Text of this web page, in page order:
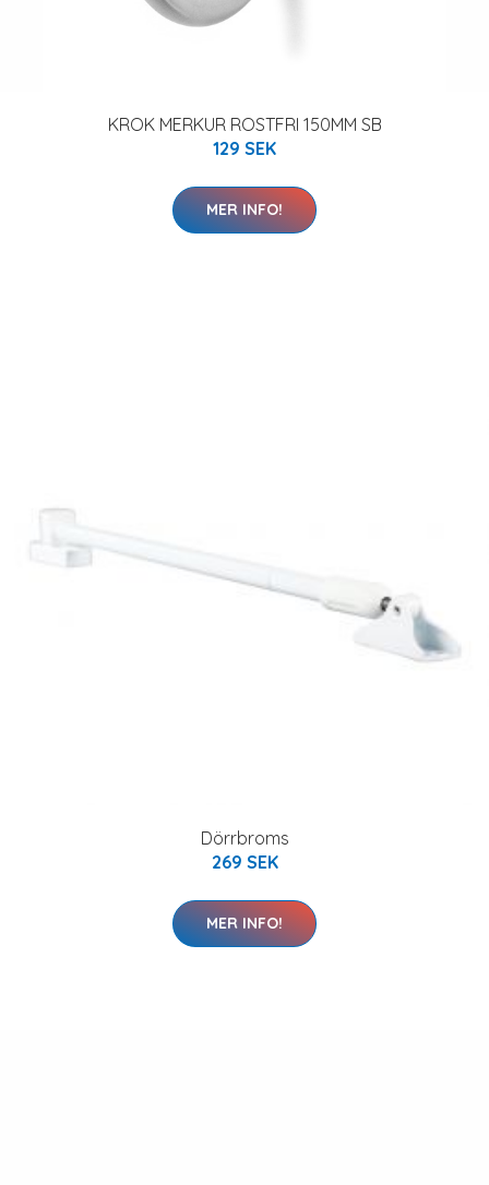
KROK MERKUR ROSTFRI 150MM SB
129 SEK
MER INFO!
Dörrbroms
269 SEK
MER INFO!